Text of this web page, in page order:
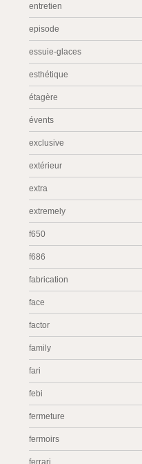
entretien
episode
essuie-glaces
esthétique
étagère
évents
exclusive
extérieur
extra
extremely
f650
f686
fabrication
face
factor
family
fari
febi
fermeture
fermoirs
ferrari